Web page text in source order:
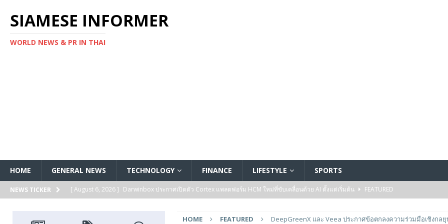
SIAMESE INFORMER
WORLD NEWS & PR IN THAI
HOME GENERAL NEWS TECHNOLOGY FINANCE LIFESTYLE SPORTS
NEWS TICKER [ August 6, 2026 ] Darwinbox ประกาศเปิดตัว Cortex แพลตฟอร์ม HCM ใหม่ที่ขับเคลื่อนด้วย AI ตั้งแต่เริ่มต้น
FEATURED
HOME FEATURED DeepGreenX และ Veea ประกาศข้อตกลงความร่วมมือเชิงกล